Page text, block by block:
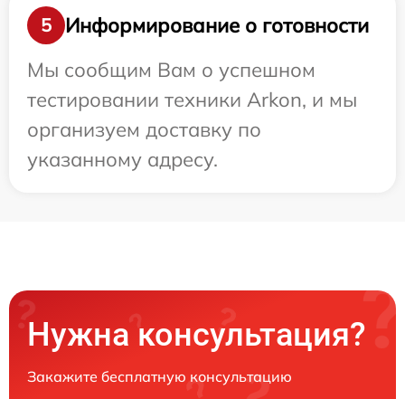
5
Информирование о готовности
Мы сообщим Вам о успешном
тестировании техники Arkon, и мы
организуем доставку по
указанному адресу.
Нужна консультация?
Закажите бесплатную консультацию